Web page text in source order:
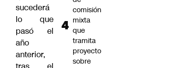
sucederá
lo que
pasó el
año
anterior,
comisión
mixta
que
tramita
proyecto
sobre